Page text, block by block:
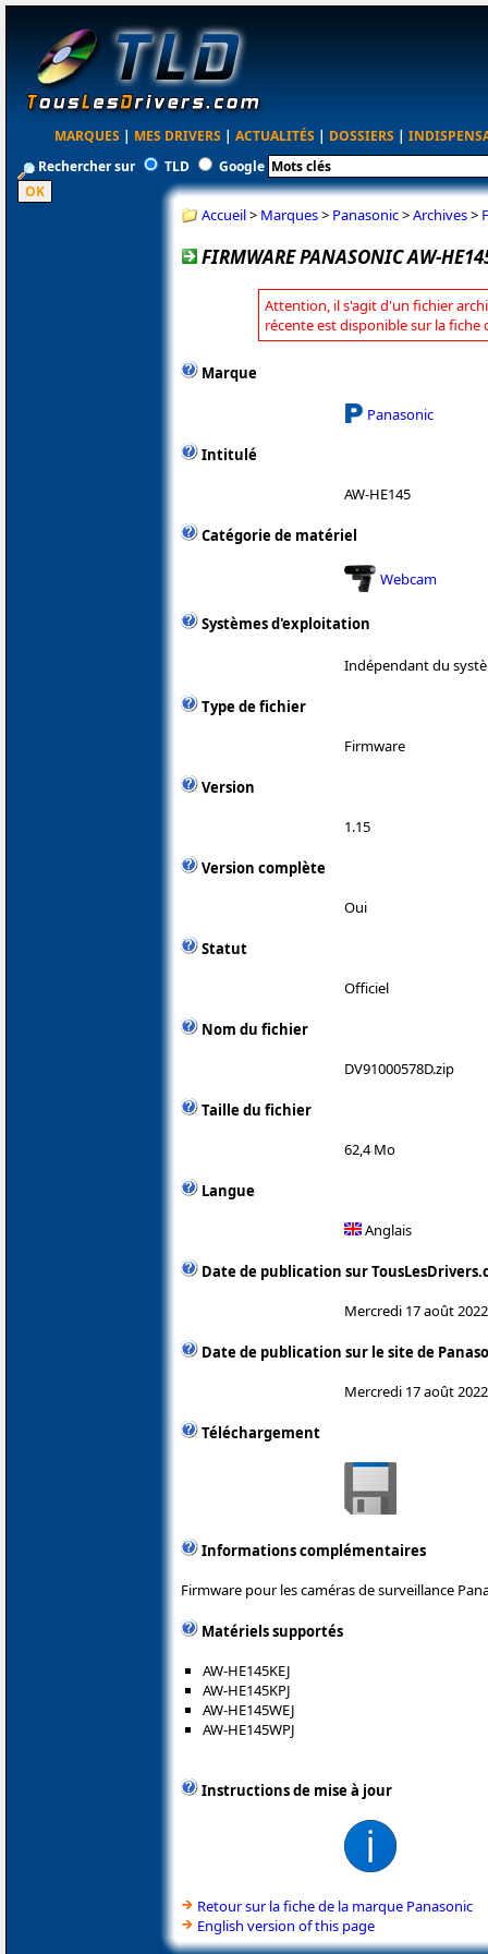
MARQUES | MES DRIVERS | ACTUALITÉS | DOSSIERS |
Rechercher sur
TLD Google
Accueil> Marques> Panasonic>Archives>
FIRMWARE PANASONIC AW-
Attention, il s'agit d'un fichier
récente est disponible sur la fiche
Marque
Panasonic
Intitulé
AW-HE145
Catégorie de matériel
Webcam
Systèmes d'exploitation
Indépendant du
Type de fichier
Firmware
Version
1.15
Version complète
Oui
Statut
Officiel
Nom du fichier
DV91000578D.zip
Taille du fichier
62,4 Mo
Langue
Anglais
Date de publication sur
Mercredi 17 août 2022
Date de publication sur le site de
Mercredi 17 août 2022
Téléchargement
Informations complémentaires
Firmware pour les caméras de surveillance
Matériels supportés
AW-HE145KEJ
AW-HE145KPJ
AW-HE145WEJ
AW-HE145WPJ
Instructions de mise à jour
Retour sur la fiche de la marque Panasonic
English version of this page